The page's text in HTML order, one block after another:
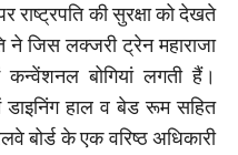
राष्ट्रपति की सुरक्षा को देखते
ने जिस लक्जरी ट्रेन महाराजा
बोगियां लगती हैं।
हाल व बेड रूम सहित
के एक वरिष्ठ अधिकारी